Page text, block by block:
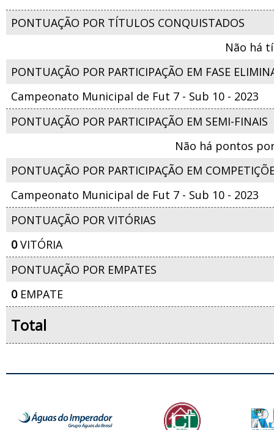
PONTUAÇÃO POR TÍTULOS CONQUISTADOS
Não há
PONTUAÇÃO POR PARTICIPAÇÃO EM FASE
Campeonato Municipal de Fut 7 - Sub 10 - 2023
PONTUAÇÃO POR PARTICIPAÇÃO EM SEMI-FINAIS
Não há pontos
PONTUAÇÃO POR PARTICIPAÇÃO EM
Campeonato Municipal de Fut 7 - Sub 10 - 2023
PONTUAÇÃO POR VITÓRIAS
0VITÓRIA
PONTUAÇÃO POR EMPATES
0EMPATE
Total